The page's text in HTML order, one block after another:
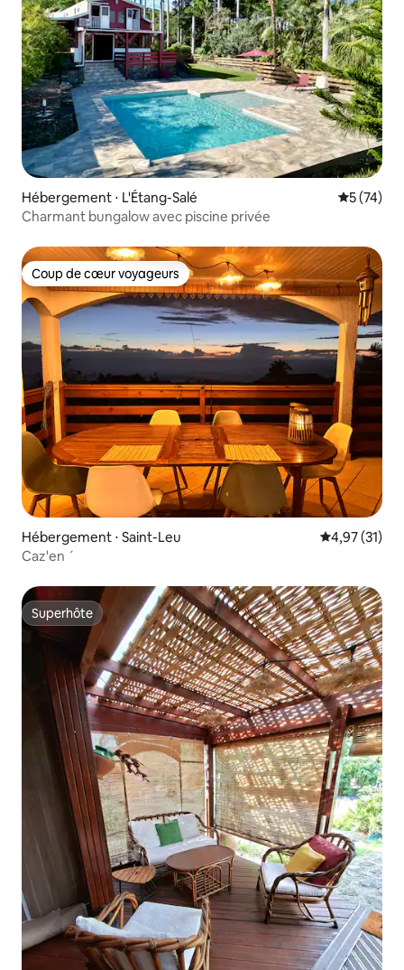
Hébergement ⋅ L'Étang-Salé
5 (74)
Charmant bungalow avec piscine privée
Coup de cœur voyageurs
Coup de cœur voyageurs
Hébergement ⋅ Saint-Leu Évaluation
4,97 (31)
Caz'en ´
Superhôte
Superhôte